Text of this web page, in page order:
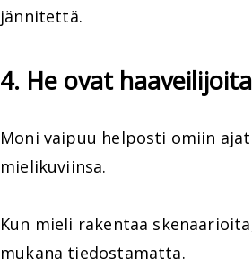
jännitettä.
4. He ovat haaveilijoita
Moni vaipuu helposti omiin
mielikuviinsa.
Kun mieli rakentaa
mukana tiedostamatta.